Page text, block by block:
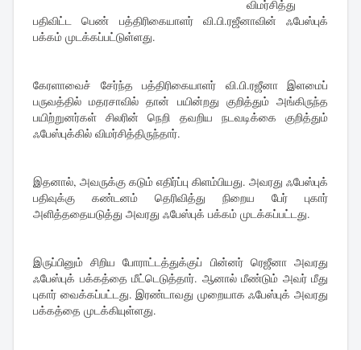
விமர்சித்து
பதிவிட்ட பெண் பத்திரிகையாளர் வி.பி.ரஜீனாவின் ஃபேஸ்புக்
பக்கம் முடக்கப்பட்டுள்ளது.
கேரளாவைச் சேர்ந்த பத்திரிகையாளர் வி.பி.ரஜீனா இளமைப்
பருவத்தில் மதரசாவில் தான் பயின்றது குறித்தும் அங்கிருந்த
பயிற்றுனர்கள் சிலரின் நெறி தவறிய நடவடிக்கை குறித்தும்
ஃபேஸ்புக்கில் விமர்சித்திருந்தார்.
இதனால், அவருக்கு கடும் எதிர்ப்பு கிளம்பியது. அவரது ஃபேஸ்புக்
பதிவுக்கு கண்டனம் தெரிவித்து நிறைய பேர் புகார்
அளித்ததையடுத்து அவரது ஃபேஸ்புக் பக்கம் முடக்கப்பட்டது.
இருப்பினும் சிறிய போராட்டத்துக்குப் பின்னர் ரெஜீனா அவரது
ஃபேஸ்புக் பக்கத்தை மீட்டெடுத்தார். ஆனால் மீண்டும் அவர் மீது
புகார் வைக்கப்பட்டது. இரண்டாவது முறையாக ஃபேஸ்புக் அவரது
பக்கத்தை முடக்கியுள்ளது.